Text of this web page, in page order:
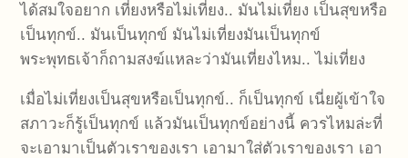
ได้สมใจอยาก เที่ยงหรือไม่เที่ยง.. มันไม่เที่ยง เป็นสุขหรือ
เป็นทุกข์.. มันเป็นทุกข์ มันไม่เที่ยงมันเป็นทุกข์
พระพุทธเจ้าก็ถามสงฆ์แหละว่ามันเที่ยงไหม.. ไม่เที่ยง
เมื่อไม่เที่ยงเป็นสุขหรือเป็นทุกข์.. ก็เป็นทุกข์ เนี่ยผู้เข้าใจ
สภาวะก็รู้เป็นทุกข์ แล้วมันเป็นทุกข์อย่างนี้ ควรไหมล่ะที่
จะเอามาเป็นตัวเราของเรา เอามาใส่ตัวเราของเรา เอา